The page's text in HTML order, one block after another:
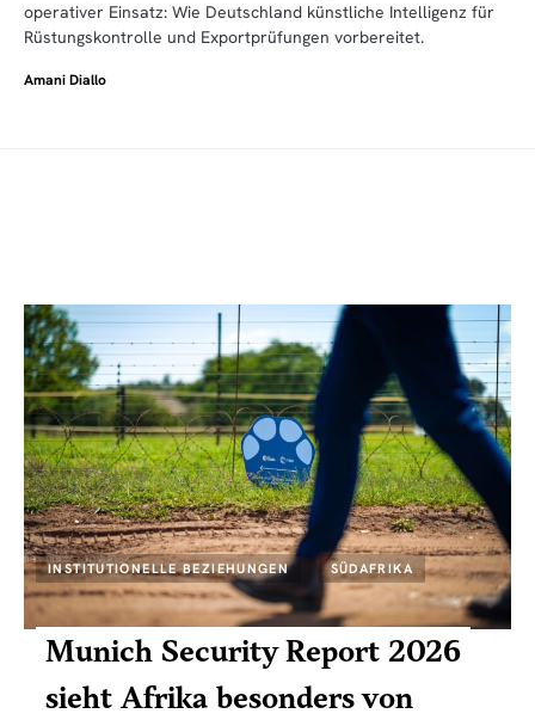
operativer Einsatz: Wie Deutschland künstliche Intelligenz für
Rüstungskontrolle und Exportprüfungen vorbereitet.
Amani Diallo
INSTITUTIONELLE BEZIEHUNGEN SÜDAFRIKA
Munich Security Report 2026
sieht Afrika besonders von